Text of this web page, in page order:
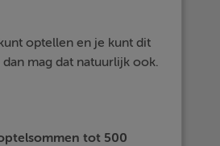
optellen en je kunt dit
mag dat natuurlijk ook.
tot 500